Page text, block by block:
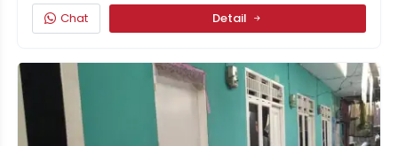
Chat Detail